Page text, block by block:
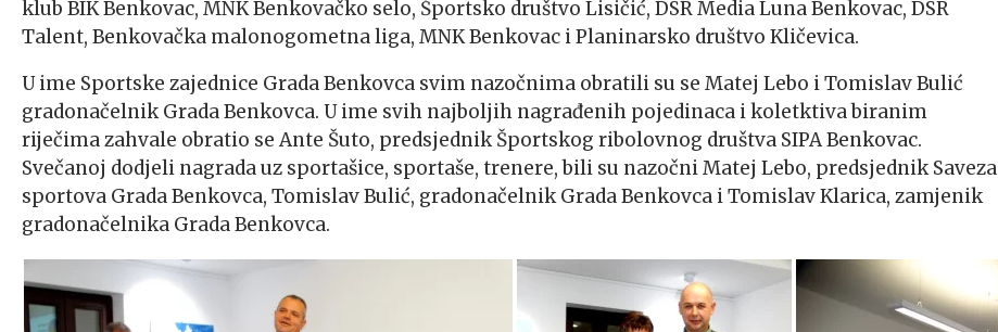
klub BIK Benkovac, MNK Benkovačko selo, Športsko društvo Lisičić, DSR Media Luna Benkovac, DSR
Talent, Benkovačka malonogometna liga, MNK Benkovac i Planinarsko društvo Kličevica.
U ime Sportske zajednice Grada Benkovca svim nazočnima obratili su se Matej Lebo i Tomislav Bulić
gradonačelnik Grada Benkovca. U ime svih najboljih nagrađenih pojedinaca i koletktiva biranim
riječima zahvale obratio se Ante Šuto, predsjednik Športskog ribolovnog društva SIPA Benkovac.
Svečanoj dodjeli nagrada uz sportašice, sportaše, trenere, bili su nazočni Matej Lebo, predsjednik Saveza
sportova Grada Benkovca, Tomislav Bulić, gradonačelnik Grada Benkovca i Tomislav Klarica, zamjenik
gradonačelnika Grada Benkovca.